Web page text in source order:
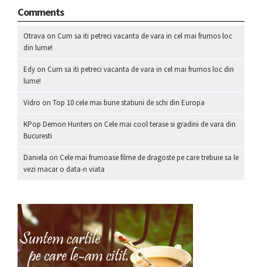
Comments
Otrava on Cum sa iti petreci vacanta de vara in cel mai frumos loc
din lume!
Edy on Cum sa iti petreci vacanta de vara in cel mai frumos loc din
lume!
Vidro on Top 10 cele mai bune statiuni de schi din Europa
KPop Demon Hunters on Cele mai cool terase si gradini de vara din
Bucuresti
Daniela on Cele mai frumoase filme de dragoste pe care trebuie sa le
vezi macar o data-n viata